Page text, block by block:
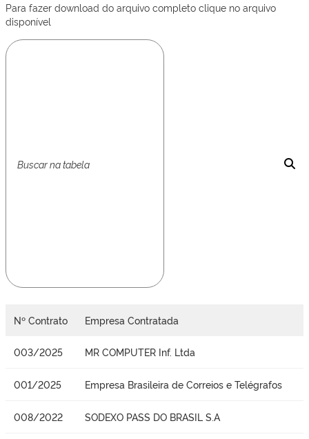
Para fazer download do arquivo completo clique no arquivo
disponível
Nº Contrato Empresa Contratada
003/2025 MR COMPUTER Inf. Ltda
001/2025 Empresa Brasileira de Correios e Telégrafos
008/2022 SODEXO PASS DO BRASIL S.A